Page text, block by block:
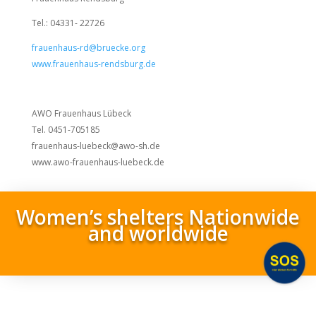
Tel.: 04331- 22726
frauenhaus-rd@bruecke.org
www.frauenhaus-rendsburg.de
AWO Frauenhaus Lübeck
Tel. 0451-705185
frauenhaus-luebeck@awo-sh.de
www.awo-frauenhaus-luebeck.de
Women’s shelters Nationwide
and worldwide